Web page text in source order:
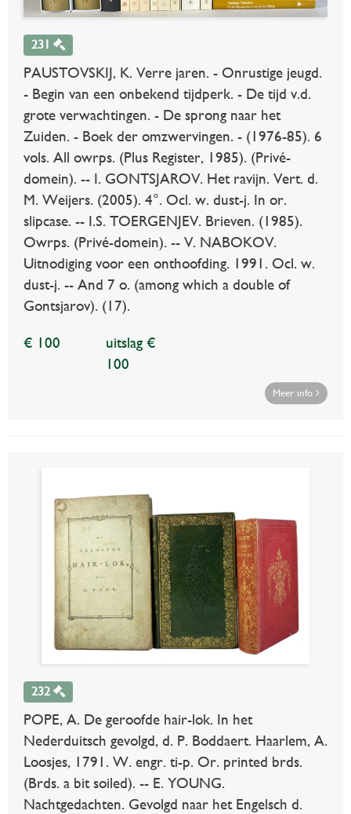
231
PAUSTOVSKIJ, K. Verre jaren. - Onrustige jeugd.
- Begin van een onbekend tijdperk. - De tijd v.d.
grote verwachtingen. - De sprong naar het
Zuiden. - Boek der omzwervingen. - (1976-85). 6
vols. All owrps. (Plus Register, 1985). (Privé-
domein). -- I. GONTSJAROV. Het ravijn. Vert. d.
M. Weijers. (2005). 4°. Ocl. w. dust-j. In or.
slipcase. -- I.S. TOERGENJEV. Brieven. (1985).
Owrps. (Privé-domein). -- V. NABOKOV.
Uitnodiging voor een onthoofding. 1991. Ocl. w.
dust-j. -- And 7 o. (among which a double of
Gontsjarov). (17).
€ 100
uitslag €
100
Meer info
232
POPE, A. De geroofde hair-lok. In het
Nederduitsch gevolgd, d. P. Boddaert. Haarlem, A.
Loosjes, 1791. W. engr. ti-p. Or. printed brds.
(Brds. a bit soiled). -- E. YOUNG.
Nachtgedachten. Gevolgd naar het Engelsch d.